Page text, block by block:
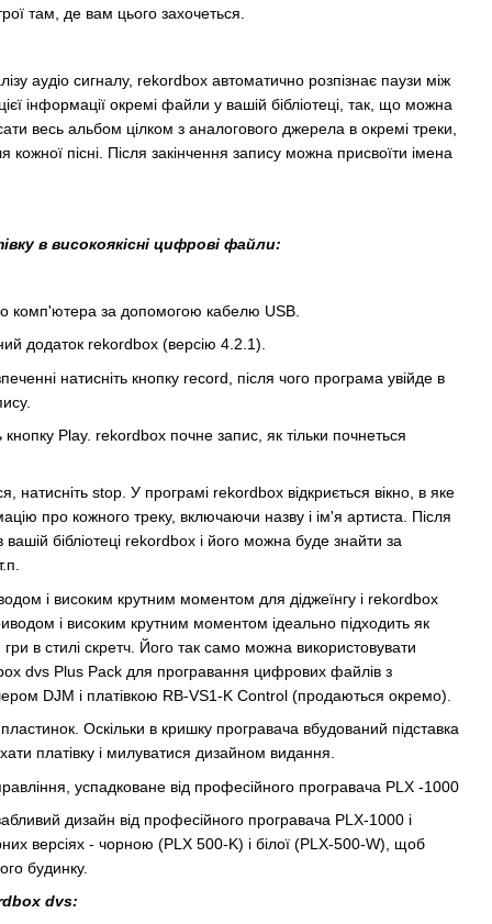
там, де вам цього захочеться.
аудіо сигналу, rekordbox автоматично розпізнає паузи між
інформації окремі файли у вашій бібліотеці, так, що можна
весь альбом цілком з аналогового джерела в окремі треки,
пісні. Після закінчення запису можна присвоїти імена
в високоякісні цифрові файли:
комп'ютера за допомогою кабелю USB.
додаток rekordbox (версію 4.2.1).
натисніть кнопку record, після чого програма увійде в
Play. rekordbox почне запис, як тільки почнеться
натисніть stop. У програмі rekordbox відкриється вікно, в яке
про кожного треку, включаючи назву і ім'я артиста. Після
вашій бібліотеці rekordbox і його можна буде знайти за
і високим крутним моментом для діджеїнгу і rekordbox
і високим крутним моментом ідеально підходить як
в стилі скретч. Його так само можна використовувати
dvs Plus Pack для програвання цифрових файлів з
DJM і платівкою RB-VS1-K Control (продаються окремо).
Оскільки в кришку програвача вбудований підставка
платівку і милуватися дизайном видання.
успадковане від професійного програвача PLX -1000
дизайн від професійного програвача PLX-1000 і
версіях - чорною (PLX 500-K) і білої (PLX-500-W), щоб
будинку.
dvs: